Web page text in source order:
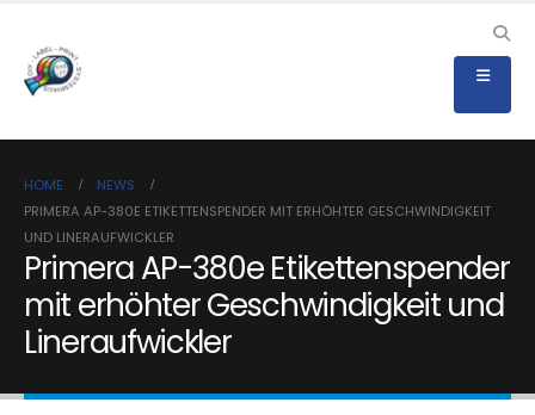
HOME
NEWS
PRIMERA AP-380E ETIKETTENSPENDER MIT ERHÖHTER GESCHWINDIGKEIT
UND LINERAUFWICKLER
Primera AP-380e Etikettenspender
mit erhöhter Geschwindigkeit und
Lineraufwickler